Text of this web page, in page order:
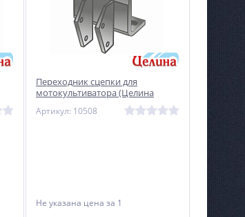
Переходник сцепки для
мотокультиватора (Целина
Артикул: 10508
Не указана цена за 1